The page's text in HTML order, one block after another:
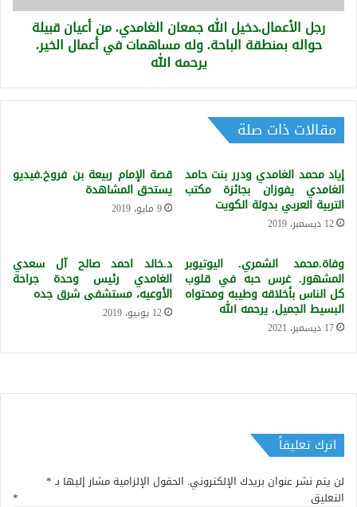
حواله
بمنطقة
الباحة.
في
الخير.
يرحمه
رجل الأعمال.دخيل الله جمعان الغامدي. من أعيان قبيلة
حواله بمنطقة الباحة. وله مساهمات في أعمال الخير.
يرحمه الله
مقالات ذات صلة
إياد محمد الغامدي ودرر بنت حامد
الغامدي يفوزان بجائزة مكتب
التربية العربي بدولة الكويت
12 ديسمبر، 2019
قصة الإمام ربيعة بن فروخ.فيديو
يستحق المشاهدة
9 مايو، 2019
وفاة.محمد الشمري. اليوتيوبر
المشهور. غرس حبه في قلوب
كل الناس بأخلاقه وطيبه ومحتواه
البسيط الجميل. يرحمه الله
17 ديسمبر، 2021
د.خالد احمد صالح آل سعدي
الغامدي رئيس وحدة جراحة
الأوعيه، مستشفى شرق جده
12 يونيو، 2019
اترك تعليقاً
لن يتم نشر عنوان بريدك الإلكتروني. الحقول الإلزامية مشار إليها بـ*
التعليق *